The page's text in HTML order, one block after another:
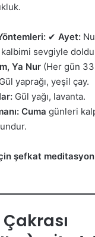
✔ Ayet:
kalbimi sevgiyle
Ya Nur (Her gün
Gül yaprağı, yeşil çay.
Gül yağı, lavanta.
Cuma günleri
şefkat